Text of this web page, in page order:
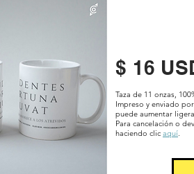
$ 16
Taza de 11 onzas,
Impreso y enviado por
puede aumentar
Para cancelación o
haciendo clic aquí.